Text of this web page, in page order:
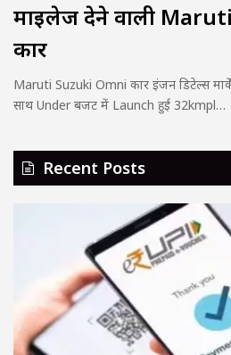
माइलेज देने वाली
कार
Maruti Suzuki Omni कार इंजन डिटेल्स
साथ Under बजट में Launch हुई 32kmpl…
Recent Posts